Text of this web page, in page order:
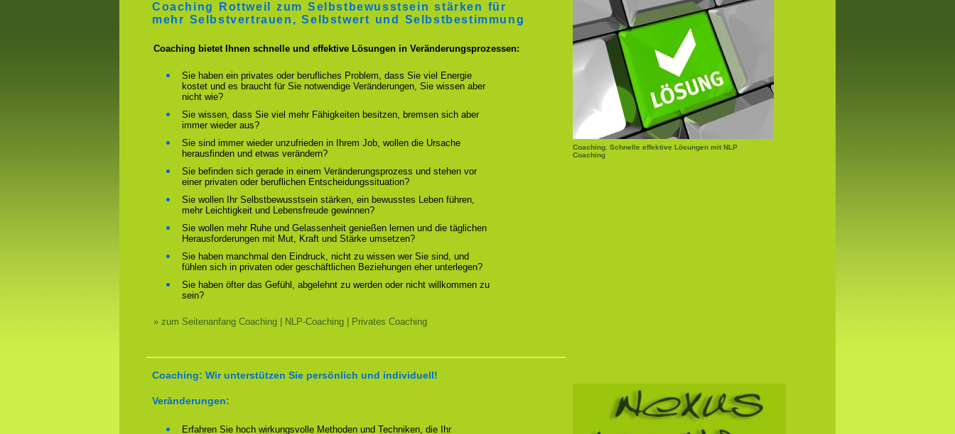
Coaching. Schnelle effektive Lösungen mit NLP
Coaching
Coaching Rottweil zum Selbstbewusstsein stärken für
mehr Selbstvertrauen, Selbstwert und Selbstbestimmung
Coaching bietet Ihnen schnelle und effektive Lösungen in Veränderungsprozessen:
Sie haben ein privates oder berufliches Problem, dass Sie viel Energie
kostet und es braucht für Sie notwendige Veränderungen, Sie wissen aber
nicht wie?
Sie wissen, dass Sie viel mehr Fähigkeiten besitzen, bremsen sich aber
immer wieder aus?
Sie sind immer wieder unzufrieden in Ihrem Job, wollen die Ursache
herausfinden und etwas verändern?
Sie befinden sich gerade in einem Veränderungsprozess und stehen vor
einer privaten oder beruflichen Entscheidungssituation?
Sie wollen Ihr Selbstbewusstsein stärken, ein bewusstes Leben führen,
mehr Leichtigkeit und Lebensfreude gewinnen?
Sie wollen mehr Ruhe und Gelassenheit genießen lernen und die täglichen
Herausforderungen mit Mut, Kraft und Stärke umsetzen?
Sie haben manchmal den Eindruck, nicht zu wissen wer Sie sind, und
fühlen sich in privaten oder geschäftlichen Beziehungen eher unterlegen?
Sie haben öfter das Gefühl, abgelehnt zu werden oder nicht willkommen zu
sein?
» zum Seitenanfang Coaching | NLP-Coaching | Privates Coaching
Coaching: Wir unterstützen Sie persönlich und individuell!
Veränderungen:
Erfahren Sie hoch wirkungsvolle Methoden und Techniken, die Ihr